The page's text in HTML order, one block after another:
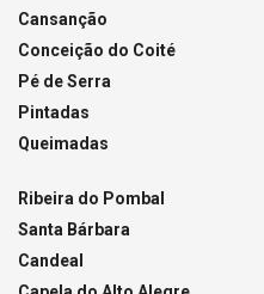
Cansanção
Conceição do Coité
Pé de Serra
Pintadas
Queimadas
Ribeira do Pombal
Santa Bárbara
Candeal